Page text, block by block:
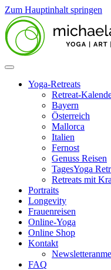
Zum Hauptinhalt springen
Yoga-Retreats
Retreat-
Bayern
Österreich
Mallorca
Italien
Fernost
Genuss Reisen
TagesYoga
Retreats mit
Portraits
Longevity
Frauenreisen
Online-Yoga
Online Shop
Kontakt
FAQ